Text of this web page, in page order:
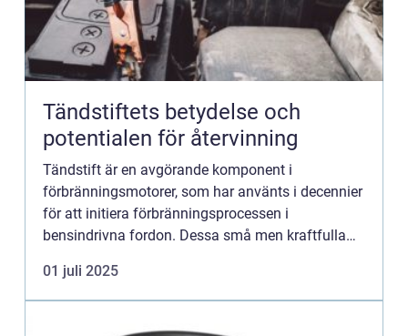
Tändstiftets betydelse och
potentialen för återvinning
Tändstift är en avgörande komponent i
förbränningsmotorer, som har använts i decennier
för att initiera förbränningsprocessen i
bensindrivna fordon. Dessa små men kraftfulla
01 juli 2025